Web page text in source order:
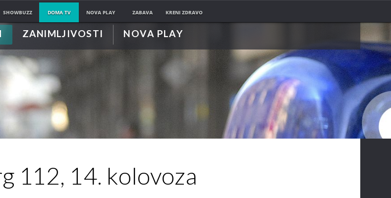
SHOWBUZZ DOMA TV NOVA PLAY ZABAVA KRENI ZDRAVO
ZANIMLJIVOSTI NOVA PLAY
112, 14. kolovoza